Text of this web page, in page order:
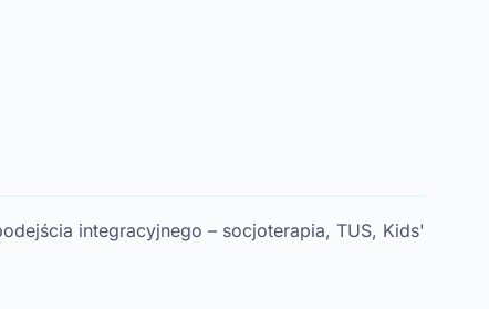
integracyjnego – socjoterapia, TUS, Kids'